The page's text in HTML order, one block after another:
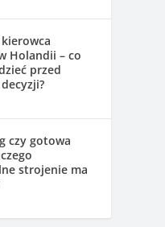
Holandii – co
przed
czy gotowa
strojenie ma